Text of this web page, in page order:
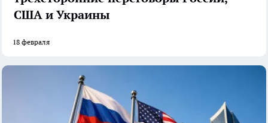
США и Украины
18 февраля